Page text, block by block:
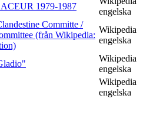
1979-1987
engelska
Committe /
(från Wikipedia:
Wikipedia
engelska
Wikipedia
engelska
Wikipedia
engelska